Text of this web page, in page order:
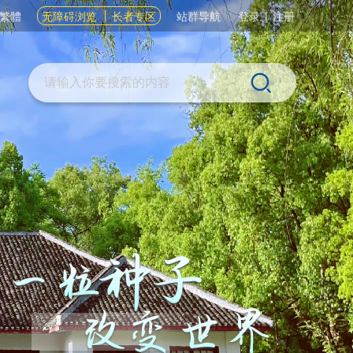
繁體 无障碍浏览 长者专区 站群导航 登录|注册